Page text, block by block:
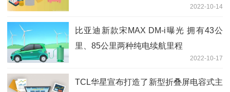
2022-10-14
比亚迪新款宋MAX DM-i曝光 拥有43公
里、85公里两种纯电续航里程
2022-10-17
TCL华星宣布打造了新型折叠屏电容式主